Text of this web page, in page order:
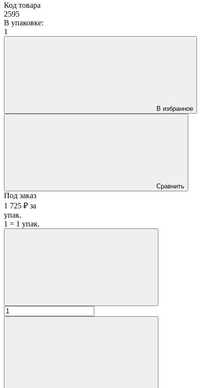
Код товара
2595
В упаковке:
1
В избранное
Сравнить
Под заказ
1 725 ₽ за
упак.
1 = 1 упак.